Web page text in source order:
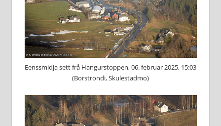
Eenssmidja sett frå Hangurstoppen, 06. februar 2025, 15:03
(Borstrondi, Skulestadmo)